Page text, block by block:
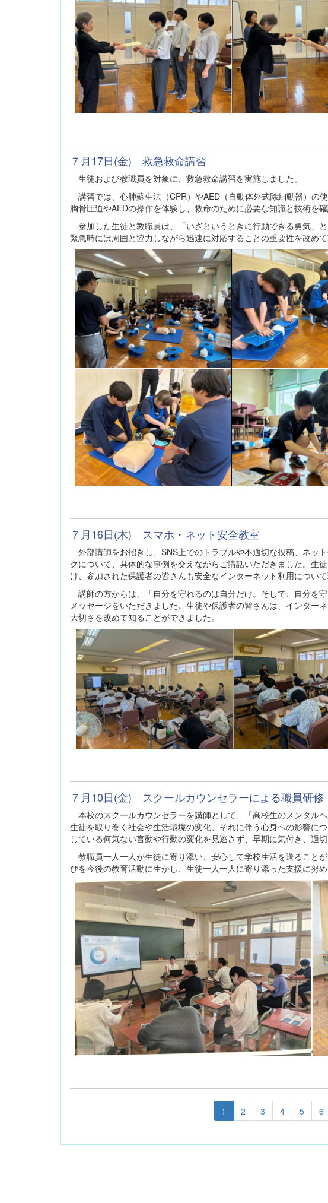
７月17日(金) 救急救命講習
生徒および教職員を対象に、救急救命講習を実施しました。
講習では、心肺蘇生法（CPR）やAED（自動体外式除細動器）の
胸骨圧迫やAEDの操作を体験し、救命のために必要な知識と技術を確
参加した生徒と教職員は、「いざというときに行動できる勇気」
緊急時には周囲と協力しながら迅速に対応することの重要性を改めて
７月16日(木) スマホ・ネット安全教室
外部講師をお招きし、SNS上でのトラブルや不適切な投稿、ネッ
クについて、具体的な事例を交えながらご講話いただきました。生
け、参加された保護者の皆さんも安全なインターネット利用について
講師の方からは、「自分を守れるのは自分だけ。そして、自分を
メッセージをいただきました。生徒や保護者の皆さんは、インター
大切さを改めて知ることができました。
７月10日(金) スクールカウンセラーによる職員研修
本校のスクールカウンセラーを講師として、「高校生のメンタル
生徒を取り巻く社会や生活環境の変化、それに伴う心身への影響に
している何気ない言動や行動の変化を見逃さず、早期に気付き、適
教職員一人一人が生徒に寄り添い、安心して学校生活を送ること
びを今後の教育活動に生かし、生徒一人一人に寄り添った支援に努め
1 2 3 4 5 6